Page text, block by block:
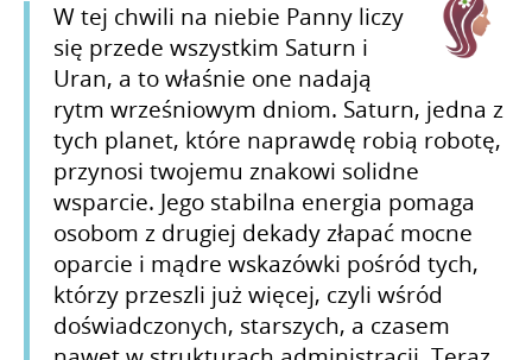
W tej chwili na niebie Panny liczy
się przede wszystkim Saturn i
Uran, a to właśnie one nadają
rytm wrześniowym dniom. Saturn, jedna z
tych planet, które naprawdę robią robotę,
przynosi twojemu znakowi solidne
wsparcie. Jego stabilna energia pomaga
osobom z drugiej dekady złapać mocne
oparcie i mądre wskazówki pośród tych,
którzy przeszli już więcej, czyli wśród
doświadczonych, starszych, a czasem